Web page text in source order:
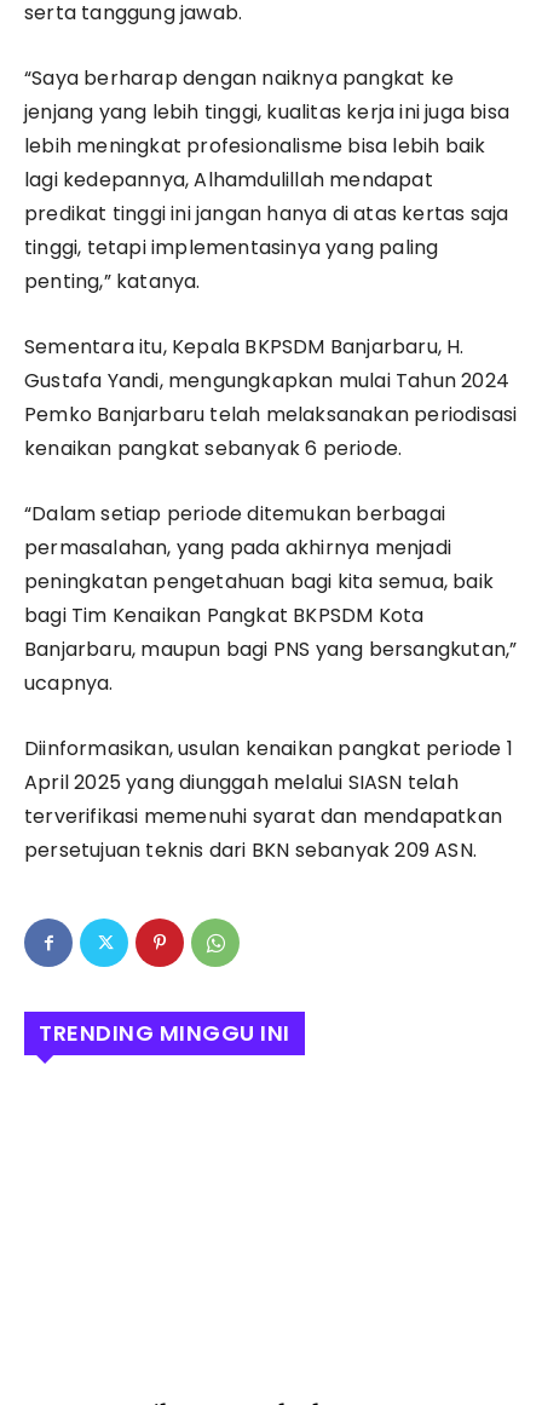
serta tanggung jawab.
“Saya berharap dengan naiknya pangkat ke
jenjang yang lebih tinggi, kualitas kerja ini juga bisa
lebih meningkat profesionalisme bisa lebih baik
lagi kedepannya, Alhamdulillah mendapat
predikat tinggi ini jangan hanya di atas kertas saja
tinggi, tetapi implementasinya yang paling
penting,” katanya.
Sementara itu, Kepala BKPSDM Banjarbaru, H.
Gustafa Yandi, mengungkapkan mulai Tahun 2024
Pemko Banjarbaru telah melaksanakan periodisasi
kenaikan pangkat sebanyak 6 periode.
“Dalam setiap periode ditemukan berbagai
permasalahan, yang pada akhirnya menjadi
peningkatan pengetahuan bagi kita semua, baik
bagi Tim Kenaikan Pangkat BKPSDM Kota
Banjarbaru, maupun bagi PNS yang bersangkutan,”
ucapnya.
Diinformasikan, usulan kenaikan pangkat periode 1
April 2025 yang diunggah melalui SIASN telah
terverifikasi memenuhi syarat dan mendapatkan
persetujuan teknis dari BKN sebanyak 209 ASN.
TRENDING MINGGU INI